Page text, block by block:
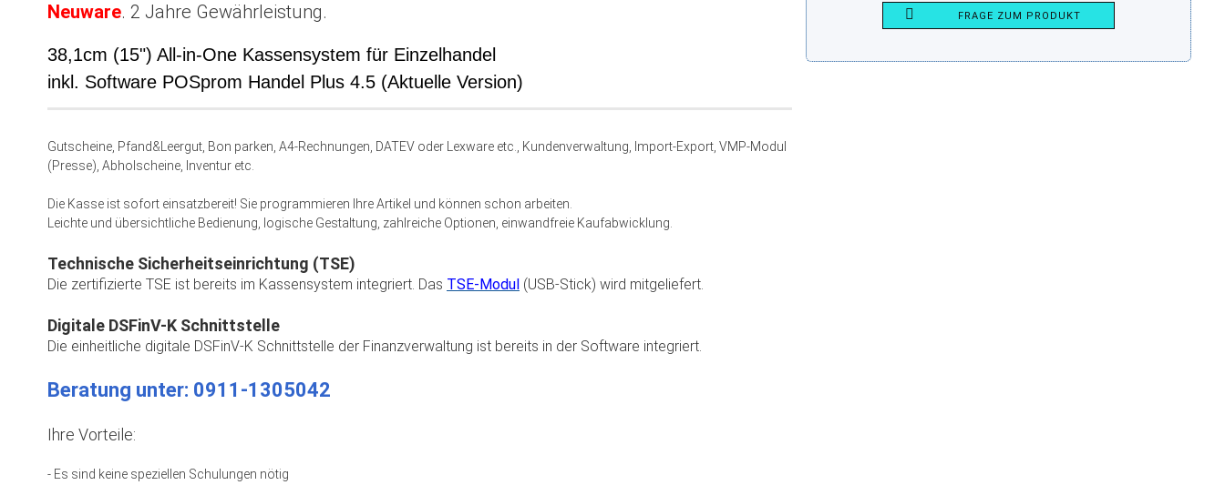
FRAGE ZUM PRODUKT
Neuware. 2 Jahre Gewährleistung.
38,1cm (15") All-in-One Kassensystem für Einzelhandel
inkl. Software POSprom Handel Plus 4.5 (Aktuelle Version)
Gutscheine, Pfand&Leergut, Bon parken, A4-Rechnungen, DATEV oder Lexware etc., Kundenverwaltung, Import-Export, VMP-Modul
(Presse), Abholscheine, Inventur etc.
Die Kasse ist sofort einsatzbereit! Sie programmieren Ihre Artikel und können schon arbeiten.
Leichte und übersichtliche Bedienung, logische Gestaltung, zahlreiche Optionen, einwandfreie Kaufabwicklung.
Technische Sicherheitseinrichtung (TSE)
Die zertifizierte TSE ist bereits im Kassensystem integriert. Das TSE-Modul (USB-Stick) wird mitgeliefert.
Digitale DSFinV-K Schnittstelle
Die einheitliche digitale DSFinV-K Schnittstelle der Finanzverwaltung ist bereits in der Software integriert.
Beratung unter: 0911-1305042
Ihre Vorteile:
- Es sind keine speziellen Schulungen nötig